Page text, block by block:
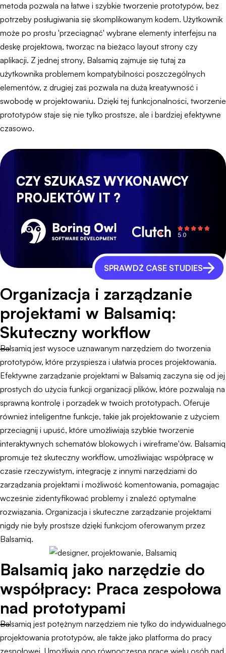
metoda pozwala na łatwe i szybkie tworzenie prototypów, bez
potrzeby posługiwania się skomplikowanym kodem. Użytkownik
może po prostu 'przeciągnąć' wybrane elementy interfejsu na
deskę projektową, tworząc na bieżąco layout strony czy
aplikacji. Z jednej strony, Balsamiq zajmuje się tutaj za
użytkownika problemem kompatybilności poszczególnych
elementów, z drugiej zaś pozwala na dużą kreatywność i
swobodę w projektowaniu. Dzięki tej funkcjonalności, tworzenie
prototypów staje się nie tylko prostsze, ale i bardziej efektywne
czasowo.
CZY SZUKASZ WYKONAWCY
PROJEKTÓW IT ?
SPRAWDŹ CASE STUDIES
Organizacja i zarządzanie
projektami w Balsamiq:
Skuteczny workflow
Balsamiq jest wysoce uznawanym narzędziem do tworzenia
prototypów, które przyspiesza i ułatwia proces projektowania.
Efektywne zarządzanie projektami w Balsamiq zaczyna się od jej
prostych do użycia funkcji organizacji plików, które pozwalają na
sprawną kontrolę i porządek w twoich prototypach. Oferuje
również inteligentne funkcje, takie jak projektowanie z użyciem
przeciągnij i upuść, które umożliwiają szybkie tworzenie
interaktywnych schematów blokowych i wireframe'ów. Balsamiq
promuje też skuteczny workflow, umożliwiając współpracę w
czasie rzeczywistym, integrację z innymi narzędziami do
zarządzania projektami i możliwość komentowania, pomagając
wcześnie zidentyfikować problemy i znaleźć optymalne
rozwiązania. Organizacja i skuteczne zarządzanie projektami
nigdy nie były prostsze dzięki funkcjom oferowanym przez
Balsamiq.
Balsamiq jako narzędzie do
współpracy: Praca zespołowa
nad prototypami
Balsamiq jest potężnym narzędziem nie tylko do indywidualnego
projektowania prototypów, ale także jako platforma do pracy
zespołowej. Umożliwia ono równoczesną pracę wielu osób nad